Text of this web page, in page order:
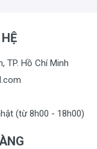
TP. Hồ Chí Minh
(từ 8h00 - 18h00)